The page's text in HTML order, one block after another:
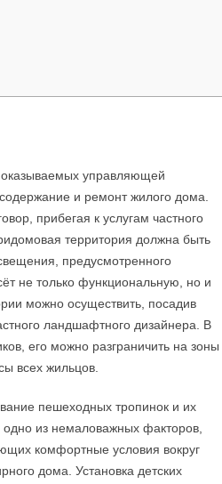
оказываемых управляющей
и ремонт жилого дома.
прибегая к услугам частного
территория должна быть
предусмотренного
не только функциональную, но и
можно осуществить, посадив
ландшафтного дизайнера. В
его можно разграничить на зоны
всех жильцов.
пешеходных тропинок и их
из немаловажных факторов,
комфортные условия вокруг
дома. Установка детских